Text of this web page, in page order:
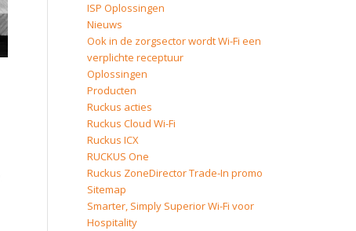
ISP Oplossingen
Nieuws
Ook in de zorgsector wordt Wi-Fi een
verplichte receptuur
Oplossingen
Producten
Ruckus acties
Ruckus Cloud Wi-Fi
Ruckus ICX
RUCKUS One
Ruckus ZoneDirector Trade-In promo
Sitemap
Smarter, Simply Superior Wi-Fi voor
Hospitality